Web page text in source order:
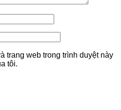
trang web trong trình duyệt này
tôi.